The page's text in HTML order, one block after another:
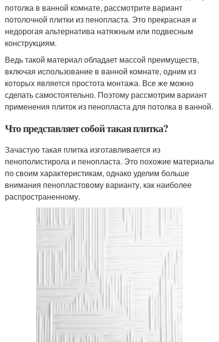
потолка в ванной комнате, рассмотрите вариант
потолочной плитки из пенопласта. Это прекрасная и
недорогая альтернатива натяжным или подвесным
конструкциям.
Ведь такой материал обладает массой преимуществ,
включая использование в ванной комнате, одним из
которых является простота монтажа. Все же можно
сделать самостоятельно. Поэтому рассмотрим вариант
применения плиток из пенопласта для потолка в ванной.
Что представляет собой такая плитка?
Зачастую такая плитка изготавливается из
пенополистирола и пенопласта. Это похожие материалы
по своим характеристикам, однако уделим больше
внимания пенопластовому варианту, как наиболее
распространенному.